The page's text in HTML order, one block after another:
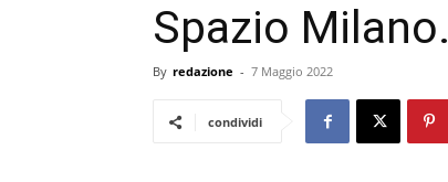
Spazio Milano.
By redazione - 7 Maggio 2022
condividi